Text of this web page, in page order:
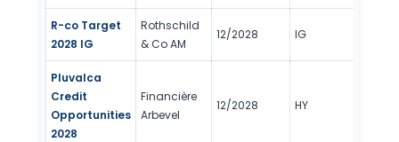
R-co Target
2028 IG
Rothschild
& Co AM
12/2028 IG
Pluvalca
Credit
Opportunities
2028
Financière
Arbevel
12/2028 HY